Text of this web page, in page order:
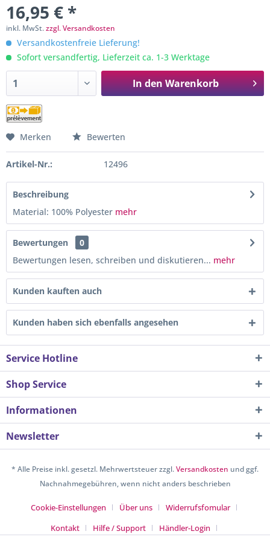
16,95 € *
inkl. MwSt.zzgl. Versandkosten
Versandkostenfreie Lieferung!
Sofort versandfertig, Lieferzeit ca. 1-3 Werktage
In denWarenkorb
Merken Bewerten
Artikel-Nr.: 12496
Beschreibung
Material: 100% Polyester mehr
Bewertungen
0
Bewertungen lesen, schreiben und diskutieren... mehr
Kunden kauften auch
Kunden haben sich ebenfalls angesehen
Service Hotline
Shop Service
Informationen
Newsletter
* Alle Preise inkl. gesetzl. Mehrwertsteuer zzgl.Versandkosten und ggf.
Nachnahmegebühren, wenn nicht anders beschrieben
Cookie-Einstellungen Über uns
Widerrufsfomular
Kontakt
Hilfe / Support Händler-Login